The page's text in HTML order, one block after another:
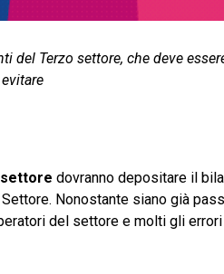
del Terzo settore, che deve
dovranno depositare il
Nonostante siano già
del settore e molti gli